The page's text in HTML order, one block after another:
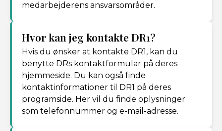
medarbejderens ansvarsområder.
Hvor kan jeg kontakte DR1?
Hvis du ønsker at kontakte DR1, kan du
benytte DRs kontaktformular på deres
hjemmeside. Du kan også finde
kontaktinformationer til DR1 på deres
programside. Her vil du finde oplysninger
som telefonnummer og e-mail-adresse.